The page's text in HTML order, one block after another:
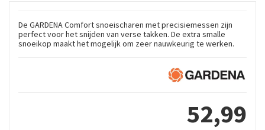
De GARDENA Comfort snoeischaren met precisiemessen zijn
perfect voor het snijden van verse takken. De extra smalle
snoeikop maakt het mogelijk om zeer nauwkeurig te werken.
52,99